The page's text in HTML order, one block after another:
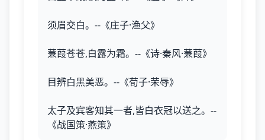
须眉交白。--《庄子·渔父》
蒹葭苍苍,白露为霜。--《诗·秦风·蒹葭》
目辨白黑美恶。--《荀子·荣辱》
太子及宾客知其一者,皆白衣冠以送之。--
《战国策·燕策》